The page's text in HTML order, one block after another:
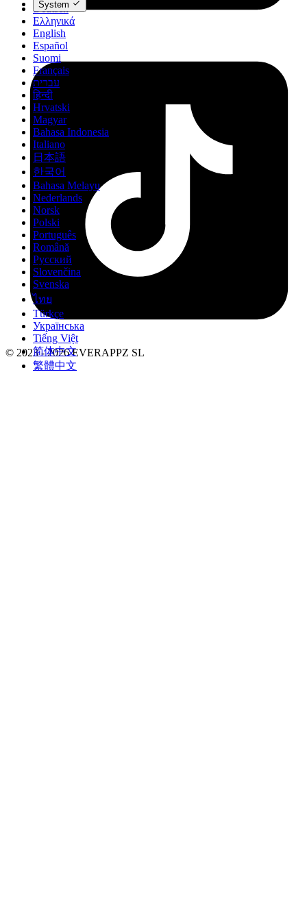
Deutsch
Ελληνικά
English
Español
Suomi
Français
עברית
हिन्दी
Hrvatski
Magyar
Bahasa Indonesia
Italiano
日本語
한국어
Bahasa Melayu
Nederlands
Norsk
Polski
Português
Română
Русский
Slovenčina
Svenska
ไทย
Türkçe
Українська
Tiếng Việt
简体中文
繁體中文
System
© 2023 - 2026 EVERAPPZ SL